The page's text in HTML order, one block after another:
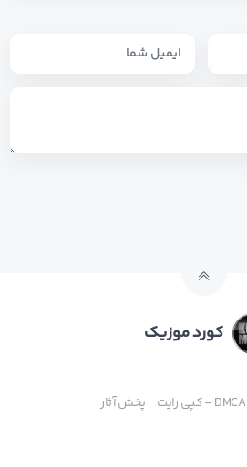
کورد موزیک
DMCA – کپی رایت پخش آثار